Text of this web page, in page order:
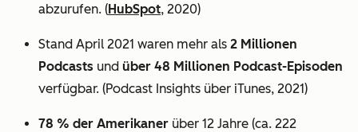
abzurufen. (HubSpot, 2020)
Stand April 2021 waren mehr als 2 Millionen
Podcasts und über 48 Millionen Podcast-Episoden
verfügbar. (Podcast Insights über iTunes, 2021)
78 % der Amerikaner über 12 Jahre (ca. 222